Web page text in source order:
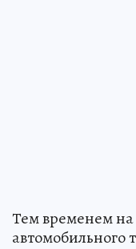
Тем временем
автомобильного